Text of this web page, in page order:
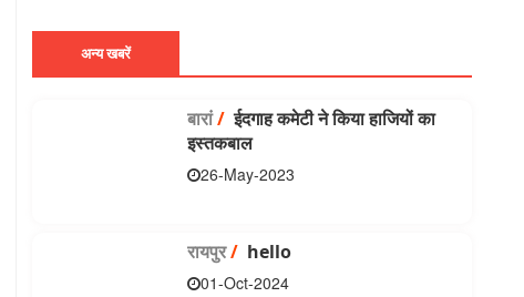
अन्य खबरें
बारां/ईदगाह कमेटी ने किया हाजियों का
इस्तकबाल
26-May-2023
रायपुर/ hello
01-Oct-2024